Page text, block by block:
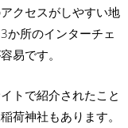
クセスがしやすい地
か所のインターチェ
易です。
トで紹介されたこと
荷神社もあります。